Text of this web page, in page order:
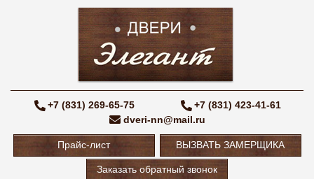
+7 (831) 269-65-75
+7 (831) 423-41-61
dveri-nn@mail.ru
Прайс-лист ВЫЗВАТЬ ЗАМЕРЩИКА
Заказать обратный звонок